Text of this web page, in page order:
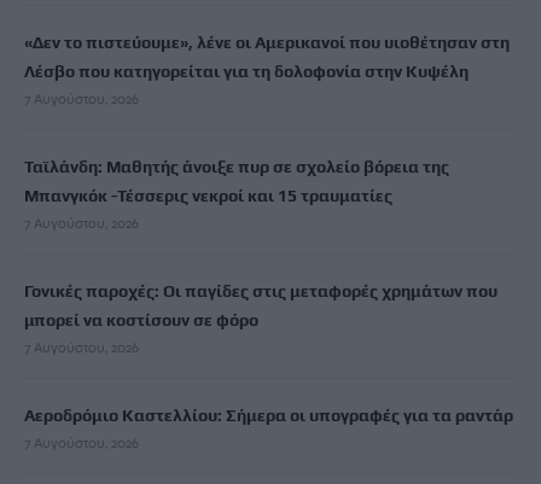
«Δεν το πιστεύουμε», λένε οι Αμερικανοί που υιοθέτησαν στη
Λέσβο που κατηγορείται για τη δολοφονία στην Κυψέλη
7 Αυγούστου, 2026
Ταϊλάνδη: Μαθητής άνοιξε πυρ σε σχολείο βόρεια της
Μπανγκόκ -Τέσσερις νεκροί και 15 τραυματίες
7 Αυγούστου, 2026
Γονικές παροχές: Οι παγίδες στις μεταφορές χρημάτων που
μπορεί να κοστίσουν σε φόρο
7 Αυγούστου, 2026
Αεροδρόμιο Καστελλίου: Σήμερα οι υπογραφές για τα ραντάρ
7 Αυγούστου, 2026